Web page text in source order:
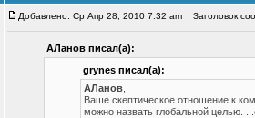
Добавлено: Ср Апр 28, 2010 7:32 am Заголовок
АЛанов писал(а):
grynes писал(а):
АЛанов
Ваше скептическое отношение к
можно назвать глобальной целью.